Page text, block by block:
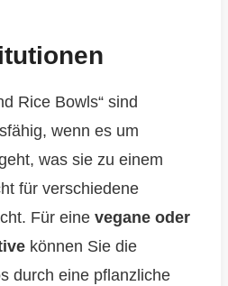
Rice Bowls“ sind
wenn es um
was sie zu einem
für verschiedene
Für eine vegane oder
können Sie die
durch eine pflanzliche